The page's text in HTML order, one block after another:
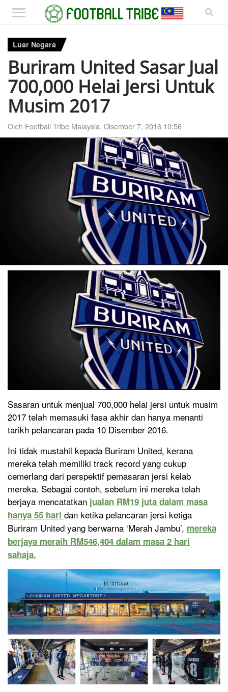
Luar Negara
Buriram United Sasar Jual
700,000 Helai Jersi Untuk
Musim 2017
Oleh Football Tribe Malaysia, Disember 7, 2016 10:56
Sasaran untuk menjual 700,000 helai jersi untuk musim
2017 telah memasuki fasa akhir dan hanya menanti
tarikh pelancaran pada 10 Disember 2016.
Ini tidak mustahil kepada Buriram United, kerana
mereka telah memiliki track record yang cukup
cemerlang dari perspektif pemasaran jersi kelab
mereka. Sebagai contoh, sebelum ini mereka telah
berjaya mencatatkan jualan RM19 juta dalam masa
hanya 55 hari dan ketika pelancaran jersi ketiga
Buriram United yang berwarna ‘Merah Jambu’, mereka
berjaya meraih RM546,404 dalam masa 2 hari
sahaja.